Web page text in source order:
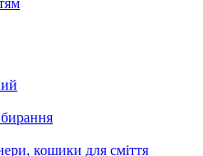
кошики для сміття